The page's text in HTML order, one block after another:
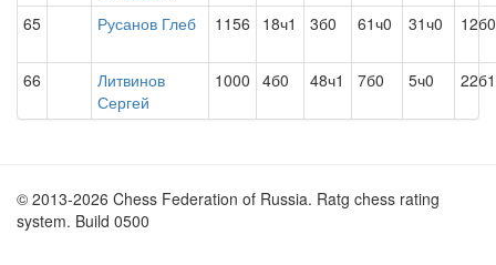
65 Русанов Глеб 1156 18ч1 3б0 61ч0 31ч0 12б0
66
Литвинов
Сергей
1000 4б0 48ч1 7б0 5ч0 22б1
© 2013-2026 Chess Federation of Russia. Ratg chess rating
system. Build 0500